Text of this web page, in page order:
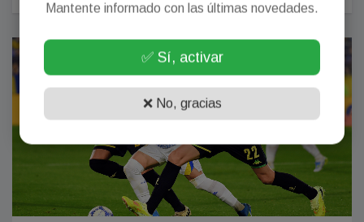
DEPORTES
Mantente informado con las últimas novedades.
✅ Sí, activar
❌ No, gracias